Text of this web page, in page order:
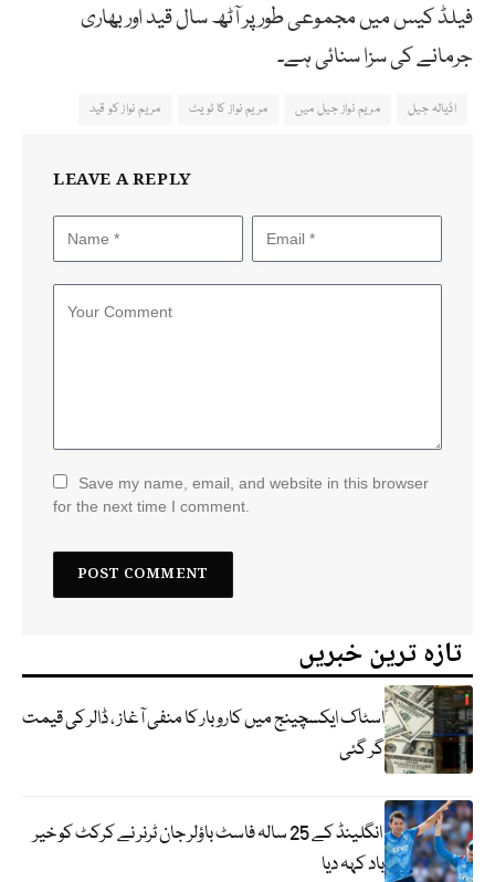
فیلڈ کیس میں مجموعی طور پر آٹھ سال قید اور بھاری
جرمانے کی سزا سنائی ہے۔
اڈیالہ جیل مریم نواز جیل میں مریم نواز کا ٹویٹ مریم نواز کو قید
LEAVE A REPLY
Save my name, email, and website in this browser
for the next time I comment.
تازہ ترین خبریں
اسٹاک ایکسچینج میں کاروبار کا منفی آغاز ، ڈالر کی قیمت
گر گئی
انگلینڈ کے 25 سالہ فاسٹ باؤلر جان ٹرنر نے کرکٹ کو خیر
باد کہہ دیا